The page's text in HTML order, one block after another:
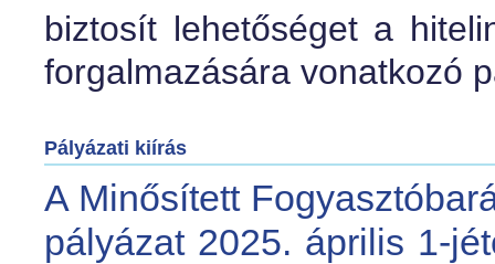
biztosít lehetőséget a
forgalmazására vonatkozó
Pályázati kiírás
A Minősített
pályázat 2025. április 1-